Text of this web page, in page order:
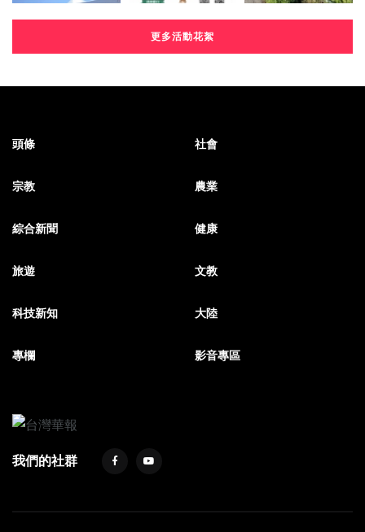
更多活動花絮
頭條 社會
宗教 農業
綜合新聞 健康
旅遊 文教
科技新知 大陸
專欄 影音專區
我們的社群